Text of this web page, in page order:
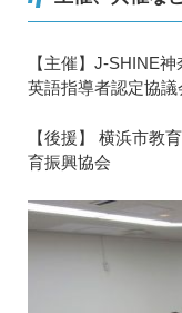
【主催】J-SHINE
英語指導者認定協議
【後援】 横浜市教
育振興協会